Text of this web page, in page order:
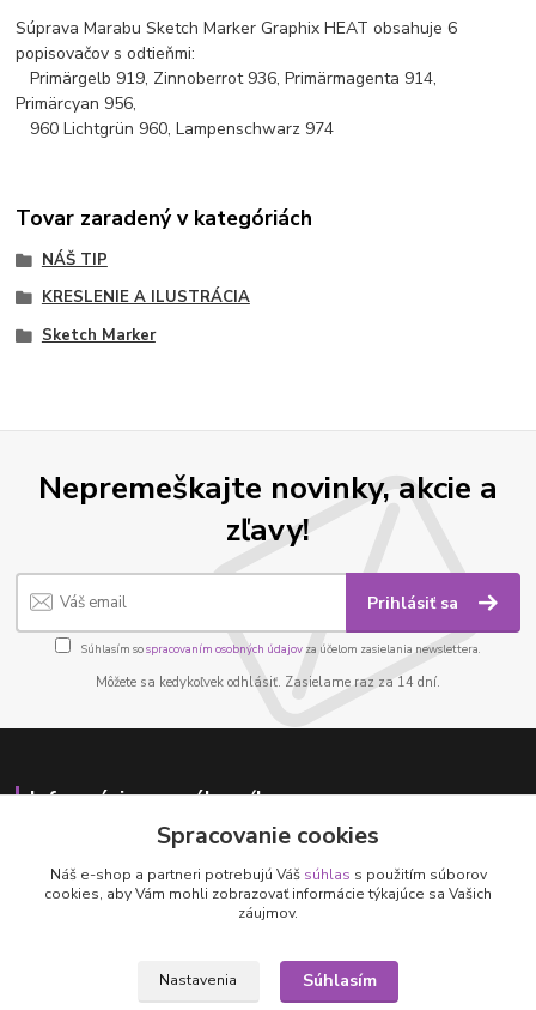
Súprava Marabu Sketch Marker Graphix HEAT obsahuje 6
popisovačov s odtieňmi:
Primärgelb 919, Zinnoberrot 936, Primärmagenta 914,
Primärcyan 956,
960 Lichtgrün 960, Lampenschwarz 974
Tovar zaradený v kategóriách
NÁŠ TIP
KRESLENIE A ILUSTRÁCIA
Sketch Marker
Nepremeškajte novinky, akcie a
zľavy!
Prihlásiť sa
Súhlasím sospracovaním osobných údajov za účelom zasielania newslettera.
Môžete sa kedykoľvek odhlásiť. Zasielame raz za 14 dní.
Informácie pre zákazníkov
Ako nakupovať
Obchodné podmienky
Spracovanie cookies
Náš e-shop a partneri potrebujú Váš súhlas s použitím súborov
cookies, aby Vám mohli zobrazovať informácie týkajúce sa Vašich
záujmov.
Nastavenia Súhlasím